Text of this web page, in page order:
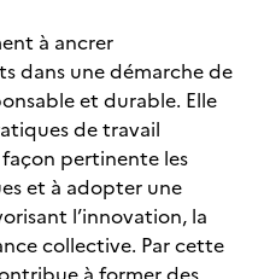
à ancrer
dans une démarche de
et durable. Elle
de travail
pertinente les
et à adopter une
l’innovation, la
collective. Par cette